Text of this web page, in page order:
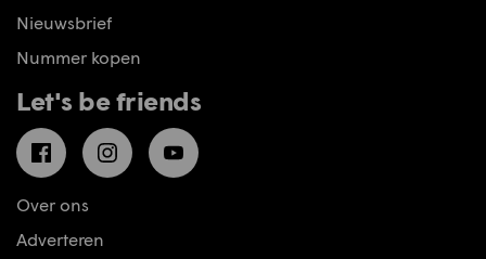
Nieuwsbrief
Nummer kopen
Let's be friends
FacebookInstagramYouTube
Over ons
Adverteren